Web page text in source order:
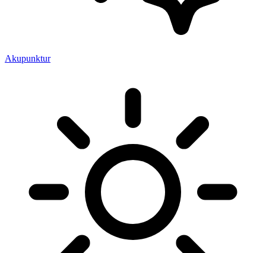
Akupunktur